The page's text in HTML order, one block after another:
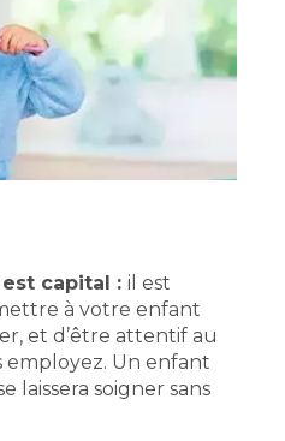
capital : il est
à votre enfant
et d’être attentif au
Un enfant
laissera soigner sans